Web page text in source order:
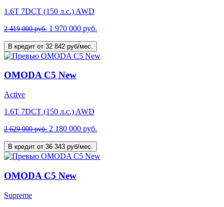
1.6T 7DCT (150 л.с.) AWD
2 419 000 руб. 1 970 000 руб.
В кредит от 32 842 руб/мес.
OMODA C5 New
Active
1.6T 7DCT (150 л.с.) AWD
2 629 000 руб. 2 180 000 руб.
В кредит от 36 343 руб/мес.
OMODA C5 New
Supreme